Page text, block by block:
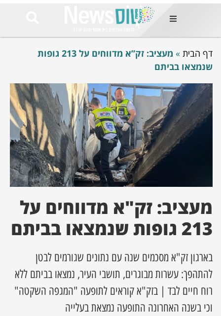
החמות
בימים
באזור
Et
odio
mauris, wisi
tortor
השבוע
דף הבית »
מעציב: זק”א מדווחים על 213 גופות
שנמצאו בביתם
מעציב: זק"א מדווחים על
213 גופות שנמצאו בביתם
בארגון זק"א מסכמים שנה עם נתונים שגורמים לבטן
להתהפך: עשרות מבוגרים, תושבי העיר, נמצאו בביתם ללא
רוח חיים לבד | בזק"א קוראים לתופעה "המגפה השקטה"
וכי בשנה האחרונה התופעה נמצאת בעלייה